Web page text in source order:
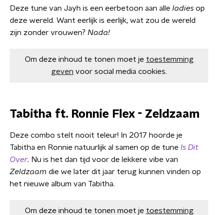
Deze tune van Jayh is een eerbetoon aan alle ladies op
deze wereld. Want eerlijk is eerlijk, wat zou de wereld
zijn zonder vrouwen? Nada!
Om deze inhoud te tonen moet je toestemming
geven voor social media cookies.
Tabitha ft. Ronnie Flex - Zeldzaam
Deze combo stelt nooit teleur! In 2017 hoorde je
Tabitha en Ronnie natuurlijk al samen op de tune Is Dit
Over. Nu is het dan tijd voor de lekkere vibe van
Zeldzaam die we later dit jaar terug kunnen vinden op
het nieuwe album van Tabitha.
Om deze inhoud te tonen moet je toestemming